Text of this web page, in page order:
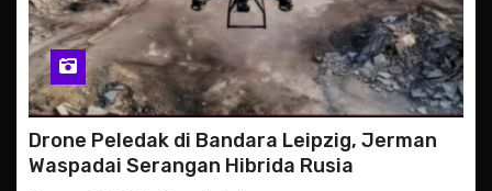
Drone Peledak di Bandara Leipzig, Jerman
Waspadai Serangan Hibrida Rusia